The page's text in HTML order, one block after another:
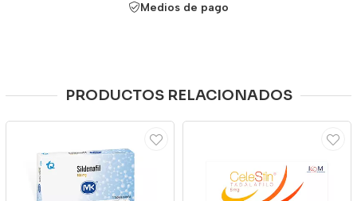
Medios de pago
PRODUCTOS RELACIONADOS